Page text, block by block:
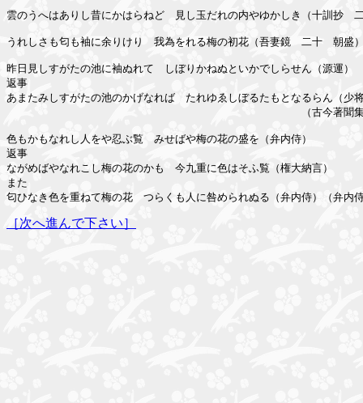
雲のうへはありし昔にかはらねど　見し玉だれの内やゆかしき（十訓抄　
うれしさも匂も袖に余りけり　我為をれる梅の初花（吾妻鏡　二十　朝盛
昨日見しすがたの池に袖ぬれて　しぼりかねぬといかでしらせん（源運）
返事
あまたみしすがたの池のかげなれば　たれゆゑしぼるたもとなるらん（少
（古今著聞集　五和
色もかもなれし人をや忍ぶ覧　みせばや梅の花の盛を（弁内侍）
返事
ながめばやなれこし梅の花のかも　今九重に色はそふ覧（権大納言）
また
［次へ進んで下さい］